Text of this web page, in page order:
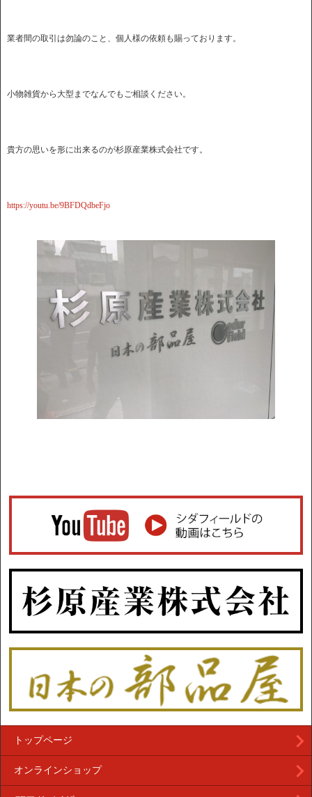
業者間の取引は勿論のこと、個人様の依頼も賜っております。
小物雑貨から大型までなんでもご相談ください。
貴方の思いを形に出来るのが杉原産業株式会社です。
https://youtu.be/9BFDQdbeFjo
トップページ
オンラインショップ